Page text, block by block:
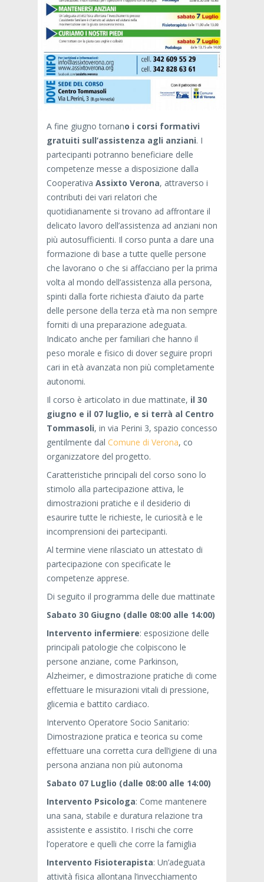
A fine giugno tornano i corsi formativi
gratuiti sull’assistenza agli anziani. I
partecipanti potranno beneficiare delle
competenze messe a disposizione dalla
Cooperativa Assixto Verona, attraverso i
contributi dei vari relatori che
quotidianamente si trovano ad affrontare il
delicato lavoro dell’assistenza ad anziani non
più autosufficienti. Il corso punta a dare una
formazione di base a tutte quelle persone
che lavorano o che si affacciano per la prima
volta al mondo dell’assistenza alla persona,
spinti dalla forte richiesta d’aiuto da parte
delle persone della terza età ma non sempre
forniti di una preparazione adeguata.
Indicato anche per familiari che hanno il
peso morale e fisico di dover seguire propri
cari in età avanzata non più completamente
autonomi.
Il corso è articolato in due mattinate, il 30
giugno e il 07 luglio, e si terrà al Centro
Tommasoli, in via Perini 3, spazio concesso
gentilmente dal Comune di Verona, co
organizzatore del progetto.
Caratteristiche principali del corso sono lo
stimolo alla partecipazione attiva, le
dimostrazioni pratiche e il desiderio di
esaurire tutte le richieste, le curiosità e le
incomprensioni dei partecipanti.
Al termine viene rilasciato un attestato di
partecipazione con specificate le
competenze apprese.
Di seguito il programma delle due mattinate
Sabato 30 Giugno (dalle 08:00 alle 14:00)
Intervento infermiere: esposizione delle
principali patologie che colpiscono le
persone anziane, come Parkinson,
Alzheimer, e dimostrazione pratiche di come
effettuare le misurazioni vitali di pressione,
glicemia e battito cardiaco.
Intervento Operatore Socio Sanitario:
Dimostrazione pratica e teorica su come
effettuare una corretta cura dell’igiene di una
persona anziana non più autonoma
Sabato 07 Luglio (dalle 08:00 alle 14:00)
Intervento Psicologa: Come mantenere
una sana, stabile e duratura relazione tra
assistente e assistito. I rischi che corre
l’operatore e quelli che corre la famiglia
Intervento Fisioterapista: Un’adeguata
attività fisica allontana l’invecchiamento